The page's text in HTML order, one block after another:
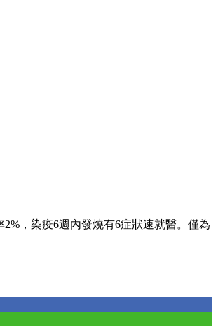
，染疫6週內發燒有6症狀速就醫。僅為